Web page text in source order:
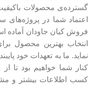
گسترده‌‌ی محصولات
اعتماد شما در
فروش کیان جاودان آماده
انتخاب بهترین محصول
نماید. ما به تعهدات خود
کنار شما خواهیم بود تا
کسب اطلاعات بیشتر و